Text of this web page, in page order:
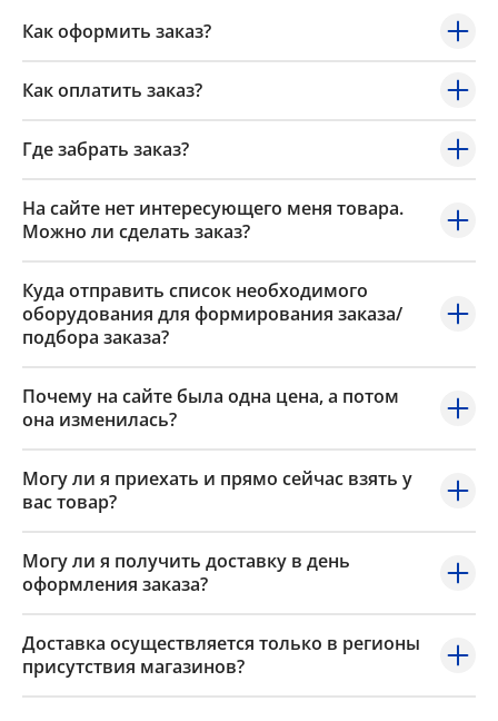
Как оформить заказ?
Как оплатить заказ?
Где забрать заказ?
На сайте нет интересующего меня товара.
Можно ли сделать заказ?
Куда отправить список необходимого
оборудования для формирования заказа/
подбора заказа?
Почему на сайте была одна цена, а потом
она изменилась?
Могу ли я приехать и прямо сейчас взять у
вас товар?
Могу ли я получить доставку в день
оформления заказа?
Доставка осуществляется только в регионы
присутствия магазинов?